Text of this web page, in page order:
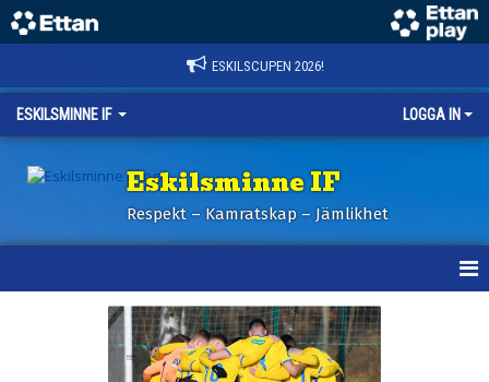
ESKILSCUPEN 2026!
ESKILSMINNE IF LOGGA IN
Eskilsminne IF
Respekt – Kamratskap – Jämlikhet